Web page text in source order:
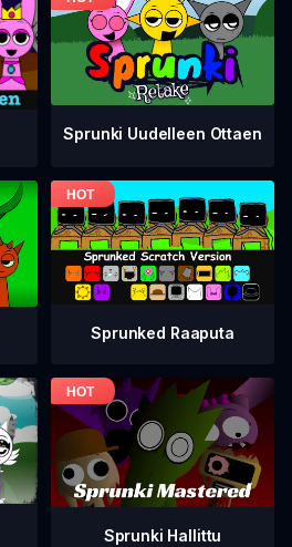
Sprunki Uudelleen Ottaen
Sprunked Raaputa
Sprunki Hallittu